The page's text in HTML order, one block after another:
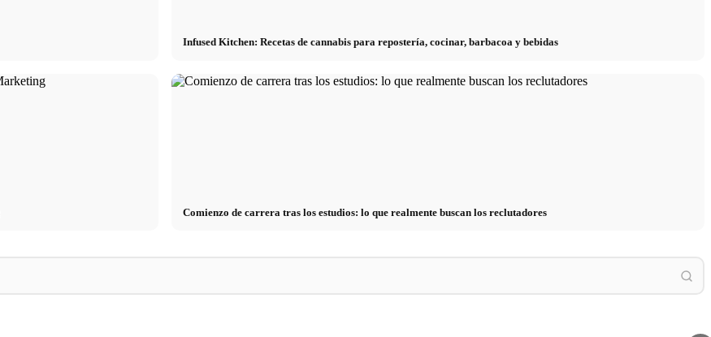
Infused Kitchen: Recetas de cannabis para repostería, cocinar, barbacoa y bebidas
Comienzo de carrera tras los estudios: lo que realmente buscan los reclutadores